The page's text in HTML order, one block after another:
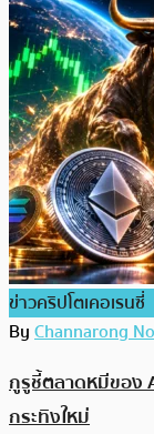
ข่าวคริปโตเคอเรนซี่
ByChannarong
กูรูชี้ตลาดหมีของ
กระทิงใหม่